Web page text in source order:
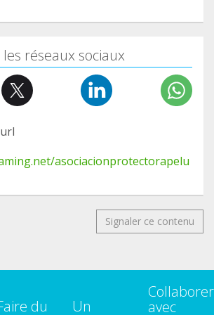
PARAN DE ACUMULARSE... Aquí os
para que podáis ver la
Peludosos/photos/a.51
18
?type=3&theater
réseaux sociaux
asociacionprotectorapelu
Signaler ce contenu
du
Un
Collaborer
avec